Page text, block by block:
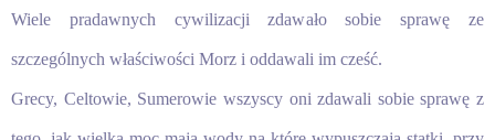
Wiele pradawnych cywilizacji zdawało sobie sprawę ze
szczególnych właściwości Morz i oddawali im cześć.
Grecy, Celtowie, Sumerowie wszyscy oni zdawali sobie sprawę z